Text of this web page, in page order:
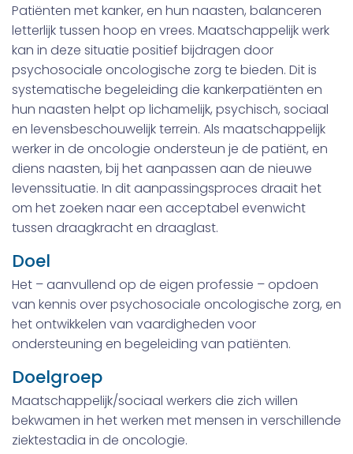
Patiënten met kanker, en hun naasten, balanceren
letterlijk tussen hoop en vrees. Maatschappelijk werk
kan in deze situatie positief bijdragen door
psychosociale oncologische zorg te bieden. Dit is
systematische begeleiding die kankerpatiënten en
hun naasten helpt op lichamelijk, psychisch, sociaal
en levensbeschouwelijk terrein. Als maatschappelijk
werker in de oncologie ondersteun je de patiënt, en
diens naasten, bij het aanpassen aan de nieuwe
levenssituatie. In dit aanpassingsproces draait het
om het zoeken naar een acceptabel evenwicht
tussen draagkracht en draaglast.
Doel
Het – aanvullend op de eigen professie – opdoen
van kennis over psychosociale oncologische zorg, en
het ontwikkelen van vaardigheden voor
ondersteuning en begeleiding van patiënten.
Doelgroep
Maatschappelijk/sociaal werkers die zich willen
bekwamen in het werken met mensen in verschillende
ziektestadia in de oncologie.